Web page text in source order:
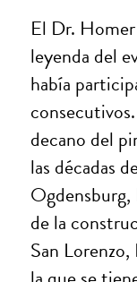
El Dr.
leyenda del
había
decano del
las décadas
de la
San